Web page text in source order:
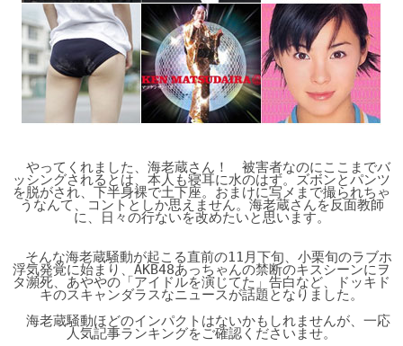
やってくれました、海老蔵さん！ 被害者なのにここまでバ
ッシングされるとは、本人も寝耳に水のはず。ズボンとパンツ
を脱がされ、下半身裸で土下座。おまけに写メまで撮られちゃ
うなんて、コントとしか思えません。海老蔵さんを反面教師
に、日々の行ないを改めたいと思います。
そんな海老蔵騒動が起こる直前の11月下旬、小栗旬のラブホ
浮気発覚に始まり、AKB48あっちゃんの禁断のキスシーンにヲ
タ瀕死、あややの「アイドルを演じてた」告白など、ドッキド
キのスキャンダラスなニュースが話題となりました。
海老蔵騒動ほどのインパクトはないかもしれませんが、一応
人気記事ランキングをご確認くださいませ。